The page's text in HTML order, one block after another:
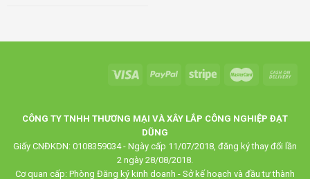
CÔNG TY TNHH THƯƠNG MẠI VÀ XÂY LẮP CÔNG NGHIỆP ĐẠT
DŨNG
Giấy CNĐKDN: 0108359034 - Ngày cấp 11/07/2018, đăng ký thay đổi lần
2 ngày 28/08/2018.
Cơ quan cấp: Phòng Đăng ký kinh doanh - Sở kế hoạch và đầu tư thành